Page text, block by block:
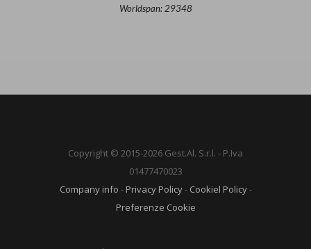
Worldspan: 29348
Copyright © 2015-2026 Gest.Al. S.r.l. - P.Iva
01477470023
Company info - Privacy Policy- Cookiel Policy-
Preferenze Cookie